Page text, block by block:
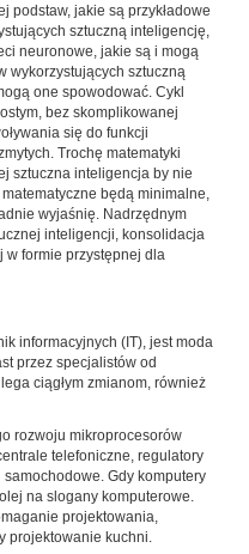
podstaw, jakie są przykładowe
sztuczną inteligencję,
neuronowe, jakie są i mogą
wykorzystujących sztuczną
one spowodować. Cykl
bez skomplikowanej
się do funkcji
Trochę matematyki
sztuczna inteligencja by nie
będą minimalne,
wyjaśnię. Nadrzędnym
inteligencji, konsolidacja
w formie przystępnej dla
informacyjnych (IT), jest moda
przez specjalistów od
ciągłym zmianom, również
rozwoju mikroprocesorów
telefoniczne, regulatory
Gdy komputery
na slogany komputerowe.
projektowania,
projektowanie kuchni.